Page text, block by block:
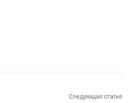
Следующая статья